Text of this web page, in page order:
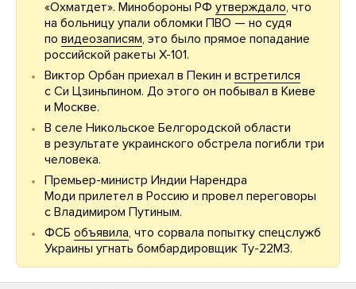
«Охматдет». Минобороны РФ утверждало, что
на больницу упали обломки ПВО — но судя
по видеозаписям, это было прямое попадание
российской ракеты Х-101.
Виктор Орбан приехал в Пекин и встретился
с Си Цзиньпином. До этого он побывал в Киеве
и Москве.
В селе Никольское Белгородской области
в результате украинского обстрела погибли три
человека.
Премьер-министр Индии Нарендра
Моди прилетел в Россию и провел переговоры
с Владимиром Путиным.
ФСБ объявила, что сорвала попытку спецслужб
Украины угнать бомбардировщик Ту-22М3.